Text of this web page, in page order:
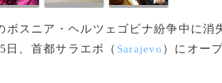
ボスニア・ヘルツェゴビナ紛争中に
日、首都サラエボ（ Sarajevo ）にオー